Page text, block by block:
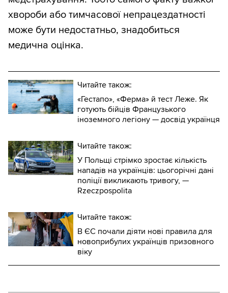
хвороби або тимчасової непрацездатності
може бути недостатньо, знадобиться
медична оцінка.
Читайте також:
«Гестапо», «Ферма» й тест Леже. Як
готують бійців Французького
іноземного легіону — досвід українця
Читайте також:
У Польщі стрімко зростає кількість
нападів на українців: цьогорічні дані
поліції викликають тривогу, —
Rzeczpospolita
Читайте також:
В ЄС почали діяти нові правила для
новоприбулих українців призовного
віку